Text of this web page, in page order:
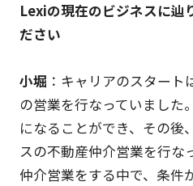
Lexiの現在のビジネスに辿
ださい
小堀 ：キャリアのスター
の営業を行なっていました
になることができ、その後
スの不動産仲介営業を行な
仲介営業をする中で、条件